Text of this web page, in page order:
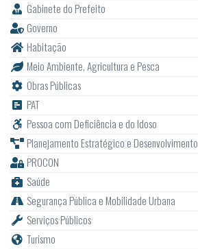
Gabinete do Prefeito
Governo
Habitação
Meio Ambiente, Agricultura e Pesca
Obras Públicas
PAT
Pessoa com Deficiência e do Idoso
Planejamento Estratégico e Desenvolvimento
PROCON
Saúde
Segurança Pública e Mobilidade Urbana
Serviços Públicos
Turismo